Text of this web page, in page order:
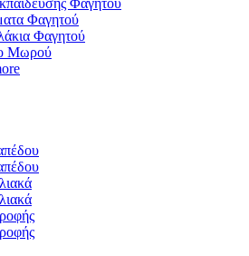
Φαγητού
Φαγητού
Φαγητού
Μωρού